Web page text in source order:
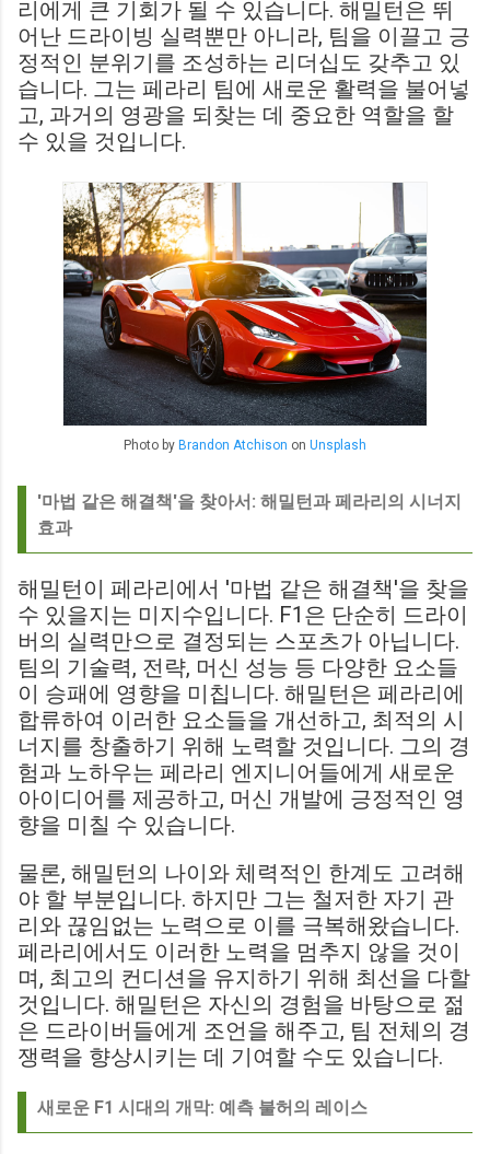
리에게 큰 기회가 될 수 있습니다. 해밀턴은 뛰
어난 드라이빙 실력뿐만 아니라, 팀을 이끌고 긍
정적인 분위기를 조성하는 리더십도 갖추고 있
습니다. 그는 페라리 팀에 새로운 활력을 불어넣
고, 과거의 영광을 되찾는 데 중요한 역할을 할
수 있을 것입니다.
Photo by Brandon Atchison on Unsplash
'마법 같은 해결책'을 찾아서: 해밀턴과 페라리의 시너지
효과
해밀턴이 페라리에서 '마법 같은 해결책'을 찾을
수 있을지는 미지수입니다. F1은 단순히 드라이
버의 실력만으로 결정되는 스포츠가 아닙니다.
팀의 기술력, 전략, 머신 성능 등 다양한 요소들
이 승패에 영향을 미칩니다. 해밀턴은 페라리에
합류하여 이러한 요소들을 개선하고, 최적의 시
너지를 창출하기 위해 노력할 것입니다. 그의 경
험과 노하우는 페라리 엔지니어들에게 새로운
아이디어를 제공하고, 머신 개발에 긍정적인 영
향을 미칠 수 있습니다.
물론, 해밀턴의 나이와 체력적인 한계도 고려해
야 할 부분입니다. 하지만 그는 철저한 자기 관
리와 끊임없는 노력으로 이를 극복해왔습니다.
페라리에서도 이러한 노력을 멈추지 않을 것이
며, 최고의 컨디션을 유지하기 위해 최선을 다할
것입니다. 해밀턴은 자신의 경험을 바탕으로 젊
은 드라이버들에게 조언을 해주고, 팀 전체의 경
쟁력을 향상시키는 데 기여할 수도 있습니다.
새로운 F1 시대의 개막: 예측 불허의 레이스